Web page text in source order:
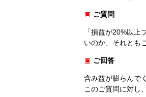
ご質問
「損益が20%以
いのか、それとも
ご回答
含み益が膨らんで
このご質問に対し